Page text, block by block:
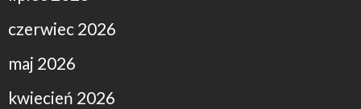
czerwiec 2026
maj 2026
kwiecień 2026